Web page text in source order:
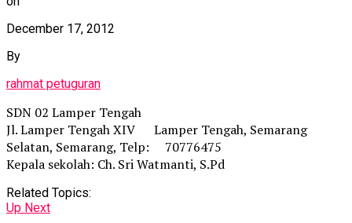
December 17, 2012
By
rahmat petuguran
SDN 02 Lamper Tengah
Jl. Lamper Tengah XIV Lamper Tengah, Semarang
Selatan, Semarang, Telp: 70776475
Kepala sekolah: Ch. Sri Watmanti, S.Pd
Related Topics:
Up Next